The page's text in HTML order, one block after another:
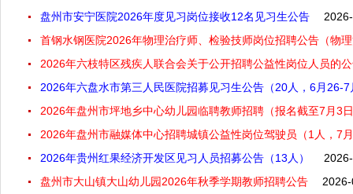
盘州市安宁医院2026年度见习岗位接收12名见习生公告
首钢水钢医院2026年物理治疗师、检验技师岗位招聘公告（物
2026年六枝特区残疾人联合会关于公开招聘公益性岗位人员的
2026年六盘水市第三人民医院招募见习生公告（20人，6月26-
2026年盘州市坪地乡中心幼儿园临聘教师招聘（报名截至7月3
2026年盘州市融媒体中心招聘城镇公益性岗位驾驶员（1人，7
2026年贵州红果经济开发区见习人员招募公告（13人）
盘州市大山镇大山幼儿园2026年秋季学期教师招聘公告